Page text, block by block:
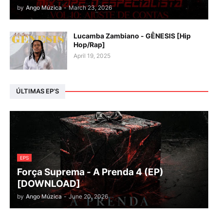
by Ango Múzica - March 23, 2026
Lucamba Zambiano - GÊNESIS [Hip
Hop/Rap]
April 19, 2025
ÚLTIMAS EP’S
EPS
Força Suprema - A Prenda 4 (EP)
[DOWNLOAD]
by Ango Múzica - June 20, 2026